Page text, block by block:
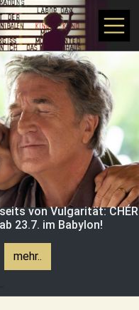
von Vulgarität:
23.7. im Babylon!
mehr..